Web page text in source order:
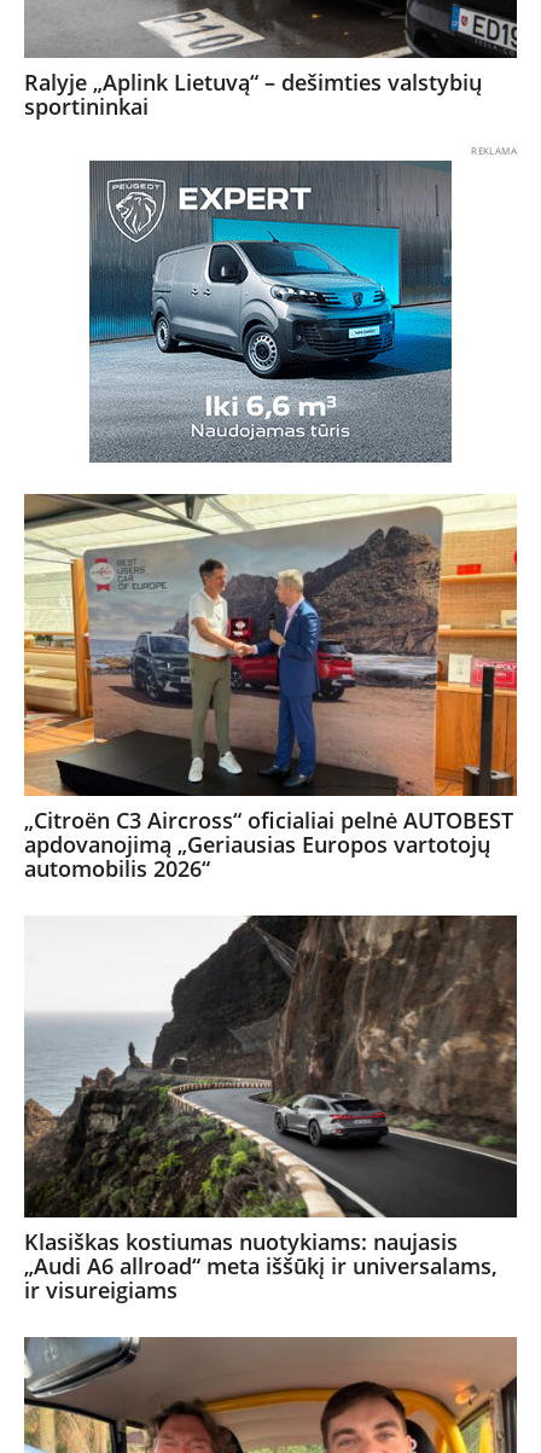
Ralyje „Aplink Lietuvą“ – dešimties valstybių
sportininkai
REKLAMA
„Citroën C3 Aircross“ oficialiai pelnė AUTOBEST
apdovanojimą „Geriausias Europos vartotojų
automobilis 2026“
Klasiškas kostiumas nuotykiams: naujasis
„Audi A6 allroad“ meta iššūkį ir universalams,
ir visureigiams